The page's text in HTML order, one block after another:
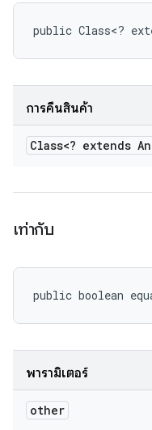
public Class<?
การคืนสินค้า
Class<? extends
เท่ากับ
public boolean
พารามิเตอร์
other